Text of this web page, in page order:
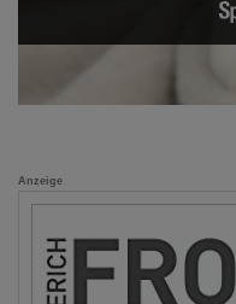
Anzeige